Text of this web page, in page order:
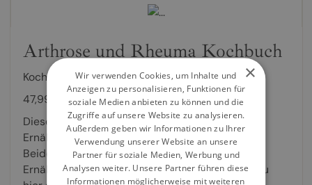
Arthrose und Rheuma Kochbuch
Kochbuch vonVictoria Fröhlich
47,99 €
Dieses 2-in-1-Kochbuch vereint die besten
Ernährungsstrategien für Arthrose und Rheuma.
Beide Erkrankungen können durch eine gezielte
Ernährung positiv beeinflusst werden und genau
×
Wir verwenden Cookies, um Inhalte und
Anzeigen zu personalisieren, Funktionen für
soziale Medien anbieten zu können und die
Zugriffe auf unsere Website zu analysieren.
Außerdem geben wir Informationen zu Ihrer
Verwendung unserer Website an unsere
Partner für soziale Medien, Werbung und
Analysen weiter. Unsere Partner führen diese
Informationen möglicherweise mit weiteren